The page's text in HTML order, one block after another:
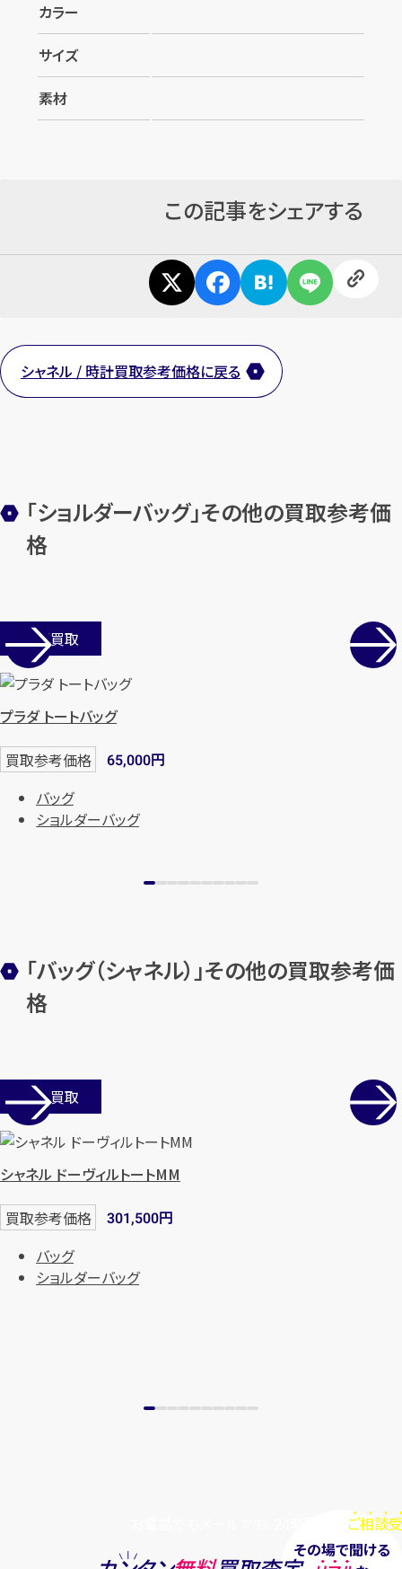
カンタン無料
最短
します
まずはお電話
カラー
サイズ
素材
この記事をシェアする
シャネル / 時計買取参考価格に戻る
「ショルダーバッグ」その他の買取参考価
格
店舗買取
プラダ トートバッグ
買取参考価格 65,000円
バッグ
ショルダーバッグ
「バッグ（シャネル）」その他の買取参考価
格
店舗買取
シャネル ドーヴィルトートMM
買取参考価格 301,500円
バッグ
ショルダーバッグ
ご相談
その場で聞ける